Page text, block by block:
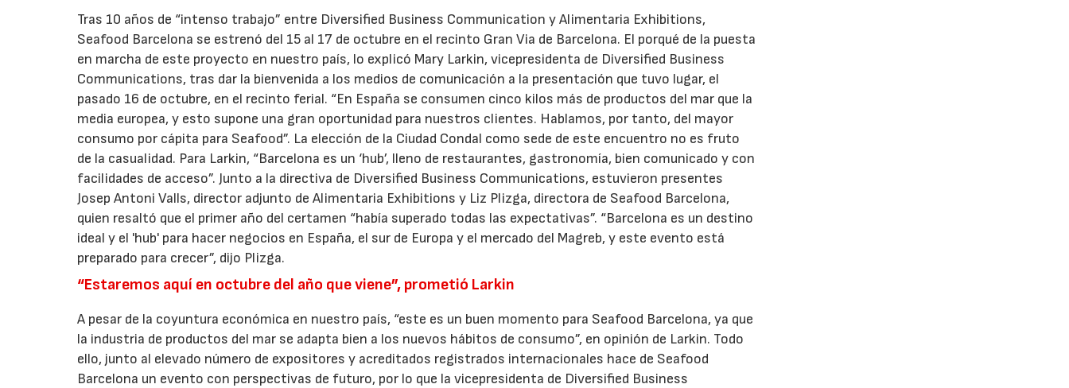
Tras 10 años de “intenso trabajo” entre Diversified Business Communication y Alimentaria Exhibitions,
Seafood Barcelona se estrenó del 15 al 17 de octubre en el recinto Gran Via de Barcelona. El porqué de la puesta
en marcha de este proyecto en nuestro país, lo explicó Mary Larkin, vicepresidenta de Diversified Business
Communications, tras dar la bienvenida a los medios de comunicación a la presentación que tuvo lugar, el
pasado 16 de octubre, en el recinto ferial. “En España se consumen cinco kilos más de productos del mar que la
media europea, y esto supone una gran oportunidad para nuestros clientes. Hablamos, por tanto, del mayor
consumo por cápita para Seafood”. La elección de la Ciudad Condal como sede de este encuentro no es fruto
de la casualidad. Para Larkin, “Barcelona es un ‘hub’, lleno de restaurantes, gastronomía, bien comunicado y con
facilidades de acceso”. Junto a la directiva de Diversified Business Communications, estuvieron presentes
Josep Antoni Valls, director adjunto de Alimentaria Exhibitions y Liz Plizga, directora de Seafood Barcelona,
quien resaltó que el primer año del certamen “había superado todas las expectativas”. “Barcelona es un destino
ideal y el 'hub' para hacer negocios en España, el sur de Europa y el mercado del Magreb, y este evento está
preparado para crecer”, dijo Plizga.
“Estaremos aquí en octubre del año que viene”, prometió Larkin
A pesar de la coyuntura económica en nuestro país, “este es un buen momento para Seafood Barcelona, ya que
la industria de productos del mar se adapta bien a los nuevos hábitos de consumo”, en opinión de Larkin. Todo
ello, junto al elevado número de expositores y acreditados registrados internacionales hace de Seafood
Barcelona un evento con perspectivas de futuro, por lo que la vicepresidenta de Diversified Business